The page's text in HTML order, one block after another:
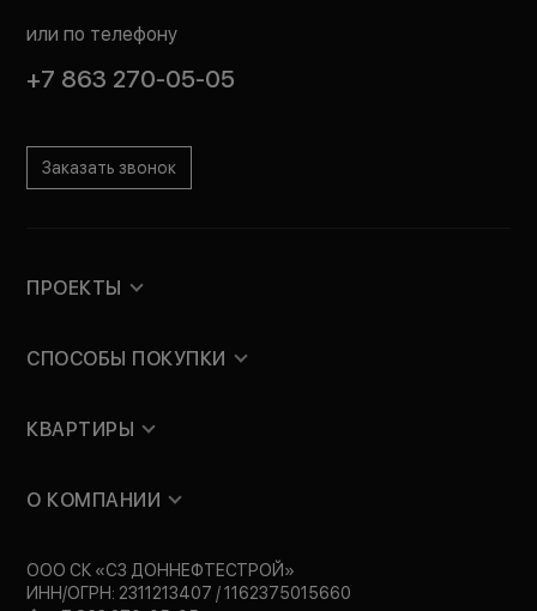
или по телефону
+7 863 270-05-05
Заказать звонок
ПРОЕКТЫ
СПОСОБЫ ПОКУПКИ
КВАРТИРЫ
О КОМПАНИИ
ООО СК «СЗ ДОННЕФТЕСТРОЙ»
ИНН/ОГРН: 2311213407 / 1162375015660